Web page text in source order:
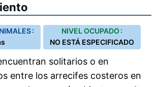
:
NIVEL OCUPADO :
NO ESTÁ ESPECIFICADO
solitarios o en
entre los arrecifes costeros en